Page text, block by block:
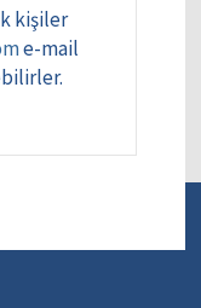
kişiler
e-mail